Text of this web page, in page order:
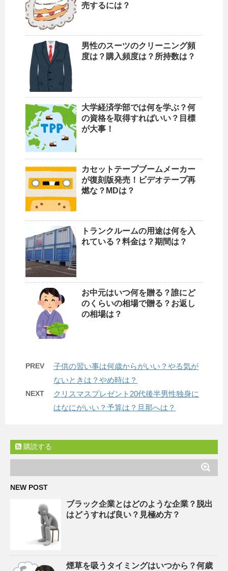
売するには？
男性のスーツのクリーニング頻
度は？購入頻度は？所持数は？
大学経済学部では何を学ぶ？何
の資格を取得すればいい？目標
が大事！
カセットテープブームメーカー
が復刻版発売！ビデオテープ再
燃な？MDは？
トランクルームの用途は何を入
れている？料金は？期間は？
お中元はいつ何を贈る？誰にど
のくらいの相場で贈る？お返し
の相場は？
PREV
子供の習い事は何歳からがいい？やる気が
ないときは？やめ時は？
NEXT
クリスマスプレゼント20代後半男性独身に
はなにがいい？予算は？旦那へは？
購読する
NEW POST
ブラック企業とはどのような企業？脱出
はどうすれば良い？見極め方？
煙草を吸うタイミングはいつから？何歳